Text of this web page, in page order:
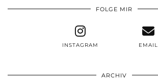
FOLGE MIR
INSTAGRAM EMAIL
ARCHIV